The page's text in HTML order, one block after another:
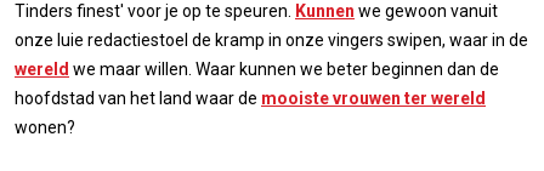
Tinders finest' voor je op te speuren. Kunnen we gewoon vanuit
onze luie redactiestoel de kramp in onze vingers swipen, waar in de
wereld we maar willen. Waar kunnen we beter beginnen dan de
hoofdstad van het land waar de mooiste vrouwen ter wereld
wonen?